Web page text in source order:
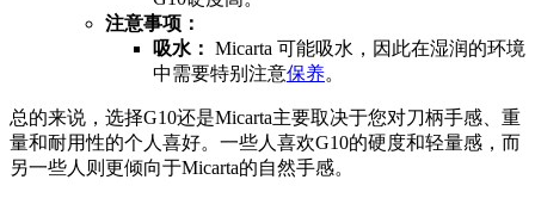
注意事项：
吸水： Micarta 可能吸水，因此在湿润的环境
中需要特别注意保养。
总的来说，选择G10还是Micarta主要取决于您对刀柄手感、重
量和耐用性的个人喜好。一些人喜欢G10的硬度和轻量感，而
另一些人则更倾向于Micarta的自然手感。